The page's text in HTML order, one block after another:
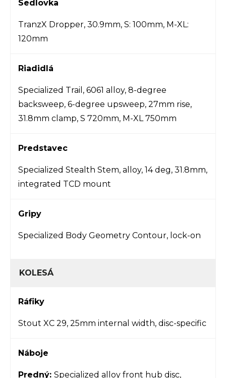
Sedlovka
TranzX Dropper, 30.9mm, S: 100mm, M-XL:
120mm
Riadidlá
Specialized Trail, 6061 alloy, 8-degree
backsweep, 6-degree upsweep, 27mm rise,
31.8mm clamp, S 720mm, M-XL 750mm
Predstavec
Specialized Stealth Stem, alloy, 14 deg, 31.8mm,
integrated TCD mount
Gripy
Specialized Body Geometry Contour, lock-on
KOLESÁ
Ráfiky
Stout XC 29, 25mm internal width, disc-specific
Náboje
Predný: Specialized alloy front hub disc,